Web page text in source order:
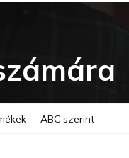
ABC szerint